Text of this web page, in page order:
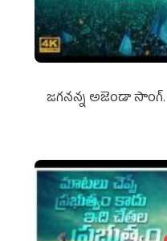
జగనన్న అజెండా